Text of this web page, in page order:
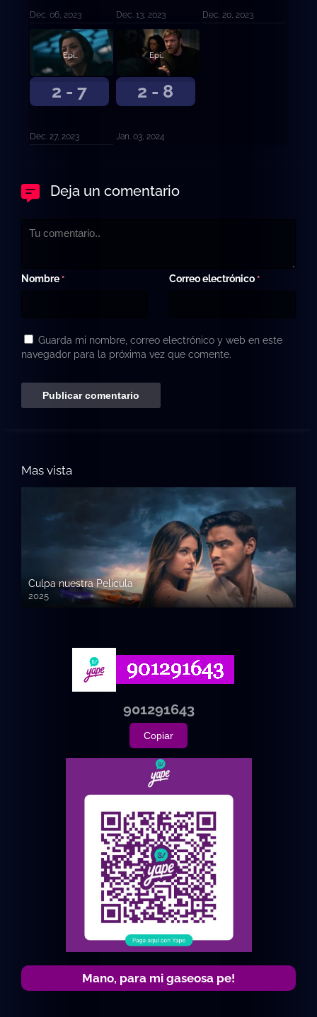
Dec. 06, 2023 Dec. 13, 2023 Dec. 20, 2023
2 - 7
Episodio 7
Dec. 27, 2023
2 - 8
Episodio 8
Jan. 03, 2024
Deja un comentario
Nombre * Correo electrónico *
Guarda mi nombre, correo electrónico y web en este
navegador para la próxima vez que comente.
Mas vista
Culpa nuestra Pelicula
2025
720p HD
901291643
Copiar
Mano, para mi gaseosa pe!